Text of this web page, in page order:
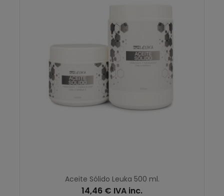
Aceite Sólido Leuka 500 ml.
14,46 € IVA inc.